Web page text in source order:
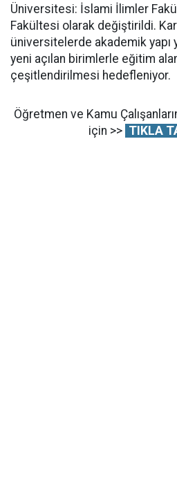
Üniversitesi: İslami İlimler
Fakültesi olarak değiştirildi.
üniversitelerde akademik yapı
yeni açılan birimlerle eğitim
çeşitlendirilmesi hedefleniyor.
Öğretmen ve Kamu
için >> TIKLA